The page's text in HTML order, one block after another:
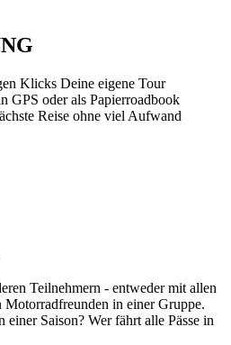
Klicks Deine eigene Tour
GPS oder als Papierroadbook
Reise ohne viel Aufwand
Teilnehmern - entweder mit allen
in einer Gruppe.
einer Saison? Wer fährt alle Pässe in